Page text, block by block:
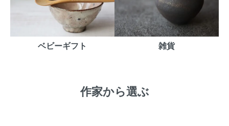
ベビーギフト 雑貨
作家から選ぶ